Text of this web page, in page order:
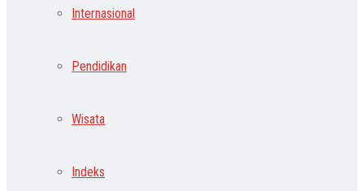
Internasional
Pendidikan
Wisata
Indeks